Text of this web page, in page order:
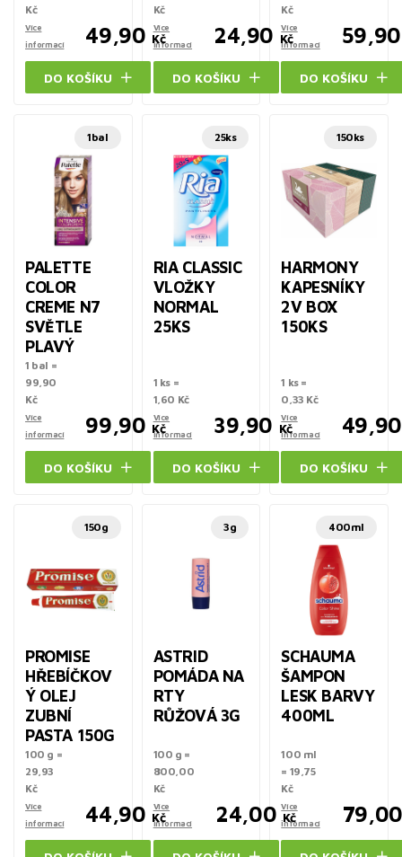
Kč
Více
informací
49,90 Kč
DO KOŠÍKU
Kč
Více
informací
24,90 Kč
DO KOŠÍKU
Kč
Více
informací
59,90
DO KOŠÍKU
1bal
PALETTE
COLOR
CREME N7
SVĚTLE
PLAVÝ
1 bal =
99,90
Kč
Více
informací
99,90 Kč
DO KOŠÍKU
25ks
RIA CLASSIC
VLOŽKY
NORMAL
25KS
1 ks =
1,60 Kč
Více
informací
39,90 Kč
DO KOŠÍKU
150ks
HARMONY
KAPESNÍKY
2V BOX
150KS
1 ks =
0,33 Kč
Více
informací
49,90
DO KOŠÍKU
150g
PROMISE
HŘEBÍČKOV
Ý OLEJ
ZUBNÍ
PASTA 150G
100 g =
29,93
Kč
Více
informací
44,90 Kč
3g
ASTRID
POMÁDA NA
RTY
RŮŽOVÁ 3G
100 g =
800,00
Kč
Více
informací
24,00 Kč
400ml
SCHAUMA
ŠAMPON
LESK BARVY
400ML
100 ml
= 19,75
Kč
Více
informací
79,00